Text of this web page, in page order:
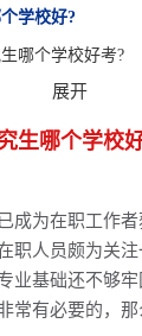
学校好?
哪个学校好考?
研究生哪个学校
职研究生比较好?
生院校汇总！哪
职研究生招生院
招生院校汇总！
招生院校汇总！
展开
生哪个学校
为在职工作者
职人员颇为关
业基础还不够
常有必要的，那